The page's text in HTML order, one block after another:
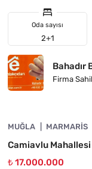
Oda sayısı
2+1
Bahadır
Firma
ÖNE ÇIKAN
MUĞLA MARMARIS
Camiavlu Mahallesi
₺ 17.000.000